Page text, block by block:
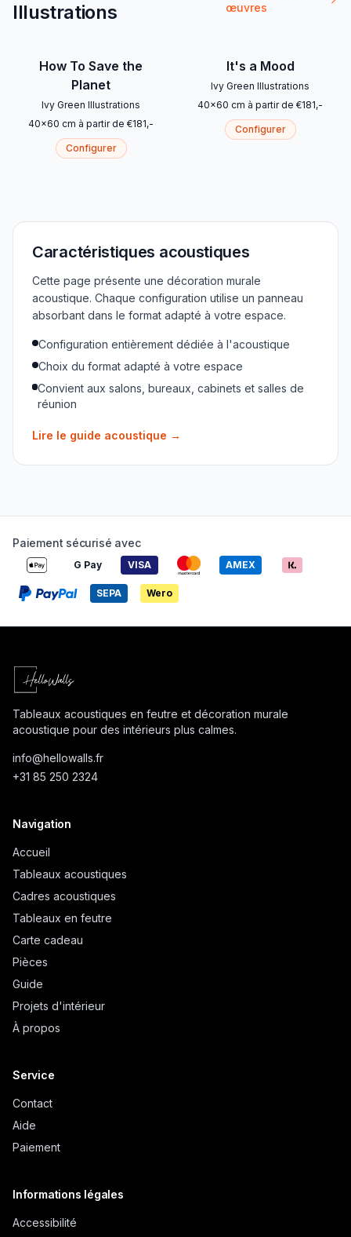
Illustrations
œuvres
How To Save the
Planet
Ivy Green Illustrations
40x60 cm à partir de €181,-
Configurer
It's a Mood
Ivy Green Illustrations
40x60 cm à partir de €181,-
Configurer
Caractéristiques acoustiques
Cette page présente une décoration murale
acoustique. Chaque configuration utilise un panneau
absorbant dans le format adapté à votre espace.
Configuration entièrement dédiée à l'acoustique
Choix du format adapté à votre espace
Convient aux salons, bureaux, cabinets et salles de
réunion
Lire le guide acoustique →
Paiement sécurisé avec
G Pay VISA AMEX
SEPA Wero
Tableaux acoustiques en feutre et décoration murale
acoustique pour des intérieurs plus calmes.
info@hellowalls.fr
+31 85 250 2324
Navigation
Accueil
Tableaux acoustiques
Cadres acoustiques
Tableaux en feutre
Carte cadeau
Pièces
Guide
Projets d'intérieur
À propos
Service
Contact
Aide
Paiement
Informations légales
Accessibilité